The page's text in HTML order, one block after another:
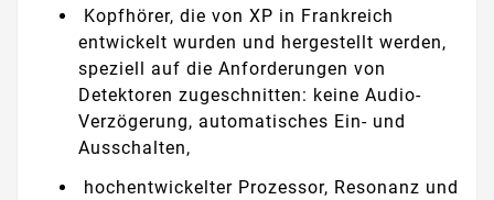
Kopfhörer, die von XP in Frankreich
entwickelt wurden und hergestellt werden,
speziell auf die Anforderungen von
Detektoren zugeschnitten: keine Audio-
Verzögerung, automatisches Ein- und
Ausschalten,
hochentwickelter Prozessor, Resonanz und